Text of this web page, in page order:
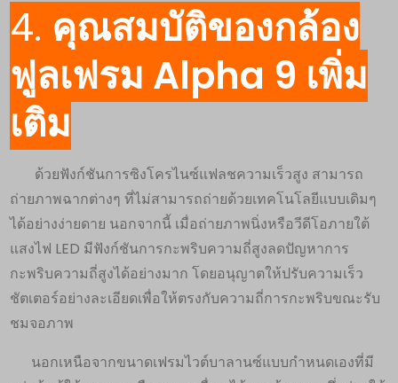
4. คุณสมบัติของกล้อง
ฟูลเฟรม Alpha 9 เพิ่ม
เติม
ด้วยฟังก์ชันการซิงโครไนซ์แฟลชความเร็วสูง สามารถ
ถ่ายภาพฉากต่างๆ ที่ไม่สามารถถ่ายด้วยเทคโนโลยีแบบเดิมๆ
ได้อย่างง่ายดาย นอกจากนี้ เมื่อถ่ายภาพนิ่งหรือวีดีโอภายใต้
แสงไฟ LED มีฟังก์ชันการกะพริบความถี่สูงลดปัญหาการ
กะพริบความถี่สูงได้อย่างมาก โดยอนุญาตให้ปรับความเร็ว
ชัตเตอร์อย่างละเอียดเพื่อให้ตรงกับความถี่การกะพริบขณะรับ
ชมจอภาพ
นอกเหนือจากขนาดเฟรมไวต์บาลานซ์แบบกำหนดเองที่มี